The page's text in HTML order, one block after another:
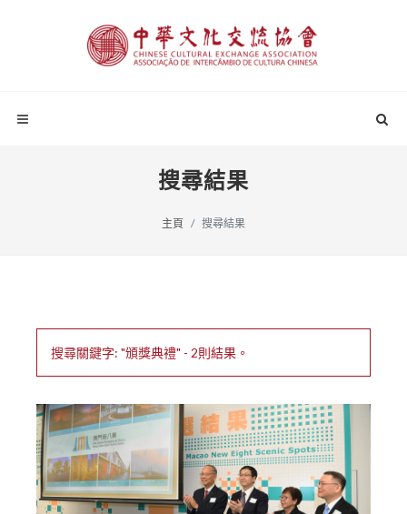
搜尋結果
主頁 搜尋結果
搜尋關鍵字: "頒獎典禮" - 2則結果。